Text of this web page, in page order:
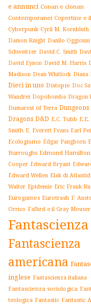
e annunci Conan e clonan
Contemporanei Copertine e
Cyberpunk Cyril M. Kornbluth
Damon Knight Danilo Oggionni
Schweitzer David C. Smith
David Eynon David M. Harris
Madison Dean Whitlock Diana
Dieci in uno Distopie Doc
Wandrei Dopobomba Dragon
Dumarest of Terra Dungeons
Dragons D&D E.C. Tubb
Smith E. Everett Evans Earl
Ecologismo Edgar Pangborn
Burroughs Edmond Hamilton
Cooper Edward Bryant
Edward Wellen Elak di
Walter Epidemie Eric Frank
Eurogames Eurotrash F.
Orrico Fafhrd e il Gray Mouser
Fantascienza
Fantascienza
americana
inglese Fantascienza italiana
Fantascienza sociologica
teologica Fantastic Fantastic